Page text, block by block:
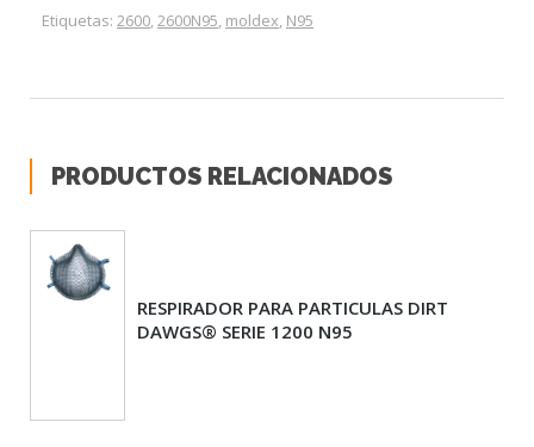
Etiquetas: 2600,2600N95, moldex, N95
PRODUCTOS RELACIONADOS
RESPIRADOR PARA PARTICULAS DIRT
DAWGS® SERIE 1200 N95